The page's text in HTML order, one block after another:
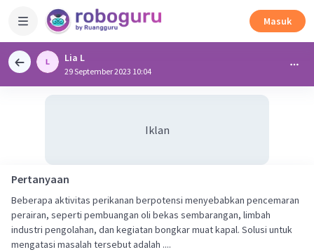
Masuk
Lia L
29 September 2023 10:04
Iklan
Pertanyaan
Beberapa aktivitas perikanan berpotensi menyebabkan pencemaran
perairan, seperti pembuangan oli bekas sembarangan, limbah
industri pengolahan, dan kegiatan bongkar muat kapal. Solusi untuk
mengatasi masalah tersebut adalah ....